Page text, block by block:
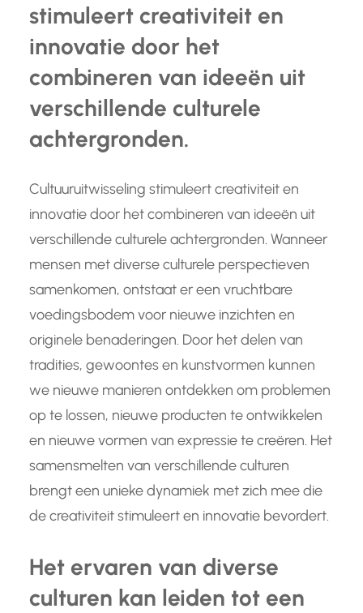
stimuleert creativiteit en
innovatie door het
combineren van ideeën uit
verschillende culturele
achtergronden.
Cultuuruitwisseling stimuleert creativiteit en
innovatie door het combineren van ideeën uit
verschillende culturele achtergronden. Wanneer
mensen met diverse culturele perspectieven
samenkomen, ontstaat er een vruchtbare
voedingsbodem voor nieuwe inzichten en
originele benaderingen. Door het delen van
tradities, gewoontes en kunstvormen kunnen
we nieuwe manieren ontdekken om problemen
op te lossen, nieuwe producten te ontwikkelen
en nieuwe vormen van expressie te creëren. Het
samensmelten van verschillende culturen
brengt een unieke dynamiek met zich mee die
de creativiteit stimuleert en innovatie bevordert.
Het ervaren van diverse
culturen kan leiden tot een